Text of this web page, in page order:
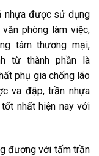
nhựa được sử dụng
phòng làm việc,
tâm thương mại,
từ thành phần là
phụ gia chống lão
va đập, trần nhựa
nhất hiện nay với
đương với tấm trần